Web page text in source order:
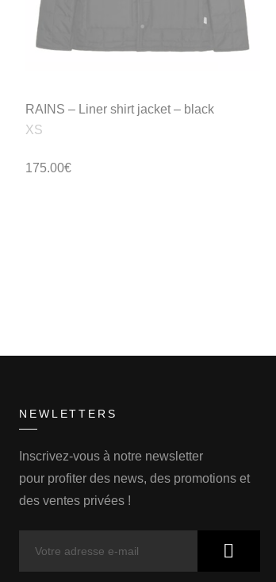
RAINS – Liner shirt jacket – black
XS
175.00€
NEWLETTERS
Inscrivez-vous à notre newsletter
pour profiter des news, des promotions et
des ventes privées !